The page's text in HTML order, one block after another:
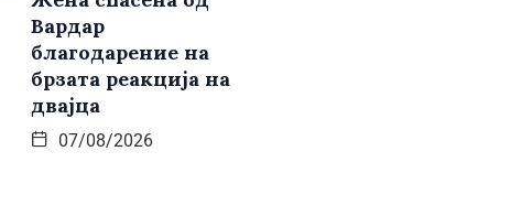
Вардар
благодарение на
брзата реакција на
двајца
07/08/2026